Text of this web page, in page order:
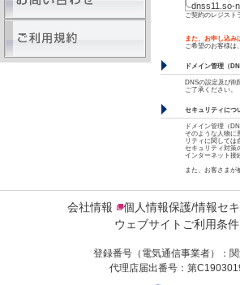
dnss11.so-
ご契約のレジスト
また、お申し込み
ご希望のお客様は、
ドメイン管理（
DNSの設定及び
ご了承ください。
セキュリティにつ
ドメイン管理（
そのような人物に
リティに関しては
セキュリティ対策
インターネット接
また、お客さまが
会社情報
個人情報保護/情報セ
ウェブサイトご利用条件
登録番号（電気通信事業者）：
代理店届出番号：第